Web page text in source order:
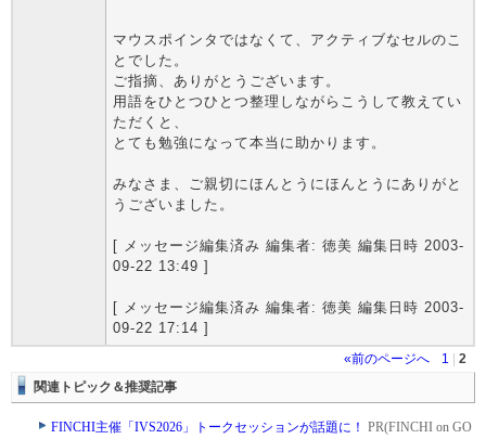
マウスポインタではなくて、アクティブなセルのこ
とでした。
ご指摘、ありがとうございます。
用語をひとつひとつ整理しながらこうして教えてい
ただくと、
とても勉強になって本当に助かります。
みなさま、ご親切にほんとうにほんとうにありがと
うございました。
[ メッセージ編集済み 編集者: 徳美 編集日時 2003-
09-22 13:49 ]
[ メッセージ編集済み 編集者: 徳美 編集日時 2003-
09-22 17:14 ]
«前のページへ 1
2
関連トピック＆推奨記事
FINCHI主催「IVS2026」トークセッションが話題に！ PR(FINCHI on GO